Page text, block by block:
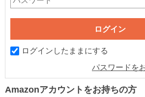
ログインしたままにする
パスワードを
Amazonアカウントをお持ちの方